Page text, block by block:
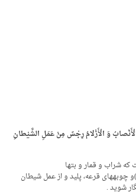
الْأَنْصابُ وَ الْأَزْلامُ رِجْسٌ مِنْ عَمَلِ الشَّیْطانِ
که شراب و قمار و بت‏ها
قرعه، پلید و از عمل شیطان
شوید .